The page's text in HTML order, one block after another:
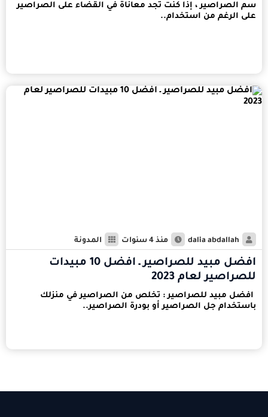
سم الصراصير ، إذا كنت تجد معاناة في القضاء على الصراصير
على الرغم من استخدام..
dalia abdallah منذ 4 سنوات المدونة
افضل مبيد للصراصير ـ افضل 10 مبيدات
للصراصير لعام 2023
افضل مبيد للصراصير : تخلص من الصراصير في منزلك
باستخدام جل الصراصير أو بودرة الصراصير..